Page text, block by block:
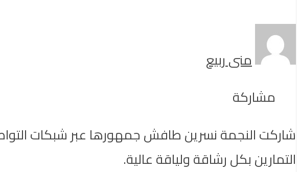
منى ربيع
مشاركة
شاركت النجمة نسرين طافش جمهورها عبر شبكات
التمارين بكل رشاقة ولياقة عالية.